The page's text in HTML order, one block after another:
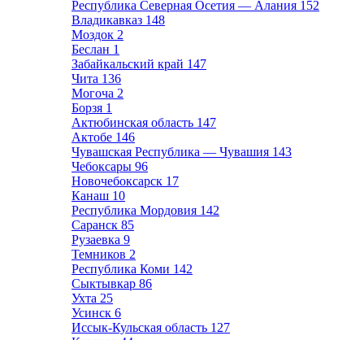
Республика Северная Осетия — Алания 152
Владикавказ 148
Моздок 2
Беслан 1
Забайкальский край 147
Чита 136
Могоча 2
Борзя 1
Актюбинская область 147
Актобе 146
Чувашская Республика — Чувашия 143
Чебоксары 96
Новочебоксарск 17
Канаш 10
Республика Мордовия 142
Саранск 85
Рузаевка 9
Темников 2
Республика Коми 142
Сыктывкар 86
Ухта 25
Усинск 6
Иссык-Кульская область 127